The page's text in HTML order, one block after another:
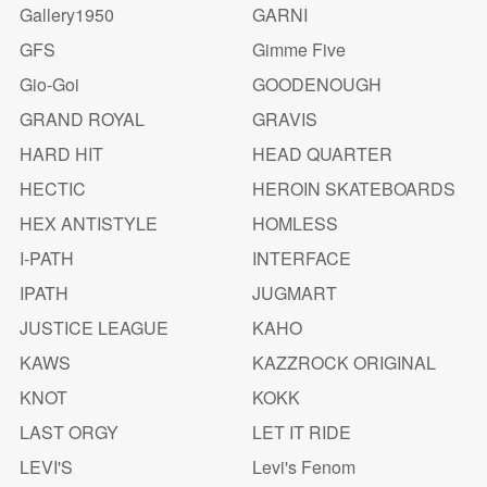
Gallery1950
GARNI
GFS
Gimme Five
Gio-Goi
GOODENOUGH
GRAND ROYAL
GRAVIS
HARD HIT
HEAD QUARTER
HECTIC
HEROIN SKATEBOARDS
HEX ANTISTYLE
HOMLESS
I-PATH
INTERFACE
IPATH
JUGMART
JUSTICE LEAGUE
KAHO
KAWS
KAZZROCK ORIGINAL
KNOT
KOKK
LAST ORGY
LET IT RIDE
LEVI'S
Levi's Fenom